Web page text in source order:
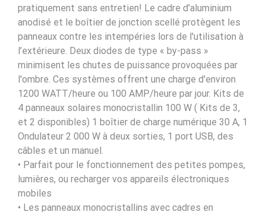
pratiquement sans entretien! Le cadre d'aluminium
anodisé et le boîtier de jonction scellé protègent les
panneaux contre les intempéries lors de l'utilisation à
l’extérieure. Deux diodes de type « by-pass »
minimisent les chutes de puissance provoquées par
l'ombre. Ces systèmes offrent une charge d'environ
1200 WATT/heure ou 100 AMP/heure par jour. Kits de
4 panneaux solaires monocristallin 100 W ( Kits de 3,
et 2 disponibles) 1 boîtier de charge numérique 30 A, 1
Ondulateur 2 000 W à deux sorties, 1 port USB, des
câbles et un manuel.
• Parfait pour le fonctionnement des petites pompes,
lumières, ou recharger vos appareils électroniques
mobiles
• Les panneaux monocristallins avec cadres en